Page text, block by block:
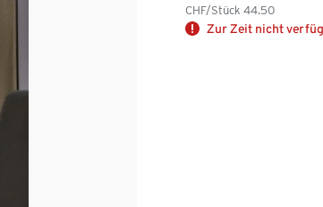
CHF/Stück44.50
Zur Zeit nicht